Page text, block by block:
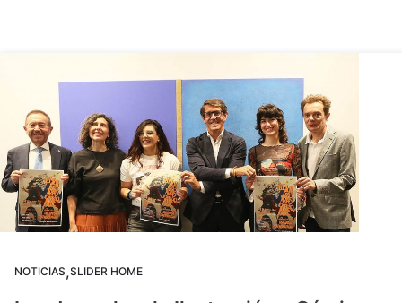
NOTICIAS,SLIDER HOME